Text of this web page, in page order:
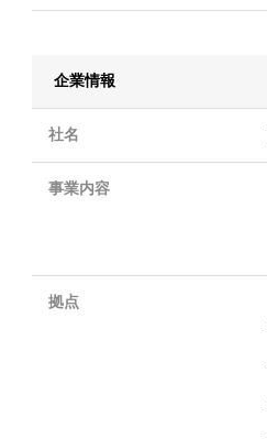
企業情報
社名
事業内容
拠点